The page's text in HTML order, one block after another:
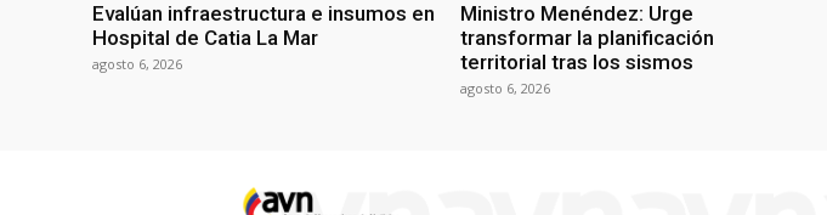
Evalúan infraestructura e insumos en
Hospital de Catia La Mar
agosto 6, 2026
Ministro Menéndez: Urge
transformar la planificación
territorial tras los sismos
agosto 6, 2026